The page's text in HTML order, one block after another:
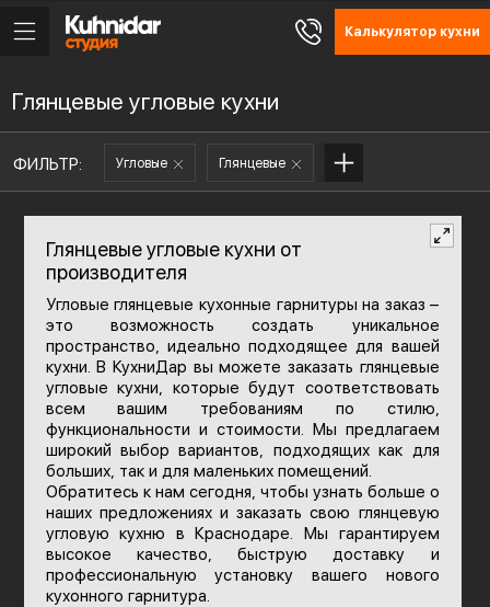
Калькулятор кухни
Глянцевые угловые кухни
ФИЛЬТР: Угловые Глянцевые
Глянцевые угловые кухни от
производителя
Угловые глянцевые кухонные гарнитуры на заказ –
это возможность создать уникальное
пространство, идеально подходящее для вашей
кухни. В КухниДар вы можете заказать глянцевые
угловые кухни, которые будут соответствовать
всем вашим требованиям по стилю,
функциональности и стоимости. Мы предлагаем
широкий выбор вариантов, подходящих как для
больших, так и для маленьких помещений.
Обратитесь к нам сегодня, чтобы узнать больше о
наших предложениях и заказать свою глянцевую
угловую кухню в Краснодаре. Мы гарантируем
высокое качество, быструю доставку и
профессиональную установку вашего нового
кухонного гарнитура.